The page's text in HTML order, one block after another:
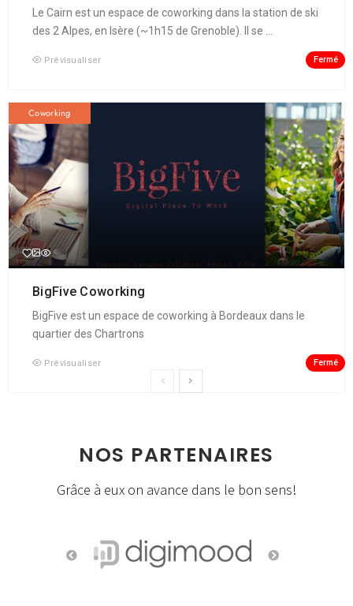
Le Cairn est un espace de coworking dans la station de ski
des 2 Alpes, en Isère (~1h15 de Grenoble). Il se ...
Prévisualiser Fermé
Coworking
BigFive Coworking
BigFive est un espace de coworking à Bordeaux dans le
quartier des Chartrons
Prévisualiser Fermé
NOS PARTENAIRES
Grâce à eux on avance dans le bon sens!